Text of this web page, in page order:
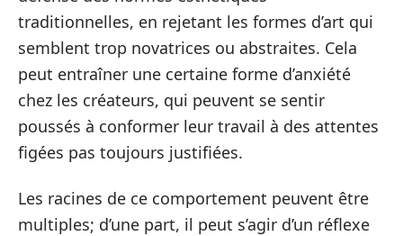
traditionnelles, en rejetant les formes d’art qui
semblent trop novatrices ou abstraites. Cela
peut entraîner une certaine forme d’anxiété
chez les créateurs, qui peuvent se sentir
poussés à conformer leur travail à des attentes
figées pas toujours justifiées.
Les racines de ce comportement peuvent être
multiples; d’une part, il peut s’agir d’un réflexe